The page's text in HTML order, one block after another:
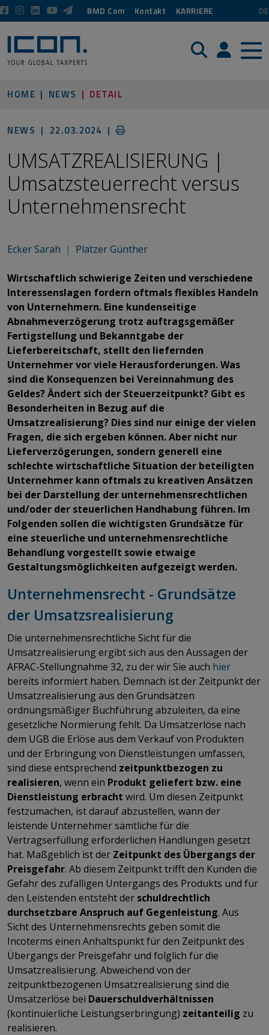
BMD Com Kontakt KARRIERE DE
Suche Login /
HOME NEWS DETAIL
NEWS | 22.03.2024 |
UMSATZREALISIERUNG |
Umsatzsteuerrecht versus
Unternehmensrecht
Ecker Sarah | Platzer Günther
Wirtschaftlich schwierige Zeiten und verschiedene
Interessenslagen fordern oftmals flexibles Handeln
von Unternehmern. Eine kundenseitige
Abnahmeverzögerung trotz auftragsgemäßer
Fertigstellung und Bekanntgabe der
Lieferbereitschaft, stellt den liefernden
Unternehmer vor viele Herausforderungen. Was
sind die Konsequenzen bei Vereinnahmung des
Geldes? Ändert sich der Steuerzeitpunkt? Gibt es
Besonderheiten in Bezug auf die
Umsatzrealisierung? Dies sind nur einige der vielen
Fragen, die sich ergeben können. Aber nicht nur
Lieferverzögerungen, sondern generell eine
schlechte wirtschaftliche Situation der beteiligten
Unternehmer kann oftmals zu kreativen Ansätzen
bei der Darstellung der unternehmensrechtlichen
und/oder der steuerlichen Handhabung führen. Im
Folgenden sollen die wichtigsten Grundsätze für
eine steuerliche und unternehmensrechtliche
Behandlung vorgestellt sowie etwaige
Gestaltungsmöglichkeiten aufgezeigt werden.
Unternehmensrecht - Grundsätze
der Umsatzsrealisierung
Die unternehmensrechtliche Sicht für die
Umsatzrealisierung ergibt sich aus den Aussagen der
AFRAC-Stellungnahme 32, zu der wir Sie auch hier
bereits informiert haben. Demnach ist der Zeitpunkt der
Umsatzrealisierung aus den Grundsätzen
ordnungsmäßiger Buchführung abzuleiten, da eine
gesetzliche Normierung fehlt. Da Umsatzerlöse nach
dem UGB die Erlöse aus dem Verkauf von Produkten
und der Erbringung von Dienstleistungen umfassen,
sind diese entsprechend zeitpunktbezogen zu
realisieren, wenn ein Produkt geliefert bzw. eine
Dienstleistung erbracht wird. Um diesen Zeitpunkt
festzumachen, ist darauf abzustellen, wann der
leistende Unternehmer sämtliche für die
Vertragserfüllung erforderlichen Handlungen gesetzt
hat. Maßgeblich ist der Zeitpunkt des Übergangs der
Preisgefahr. Ab diesem Zeitpunkt trifft den Kunden die
Gefahr des zufälligen Untergangs des Produkts und für
den Leistenden entsteht der schuldrechtlich
durchsetzbare Anspruch auf Gegenleistung. Aus
Sicht des Unternehmensrechts geben somit die
Incoterms einen Anhaltspunkt für den Zeitpunkt des
Übergangs der Preisgefahr und folglich für die
Umsatzrealisierung. Abweichend von der
zeitpunktbezogenen Umsatzrealisierung sind die
Umsatzerlöse bei Dauerschuldverhältnissen
(kontinuierliche Leistungserbringung) zeitanteilig zu
realisieren.